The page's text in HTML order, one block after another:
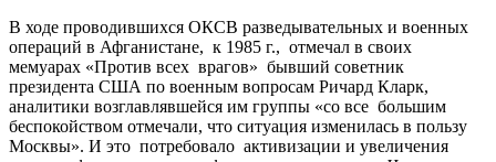
В ходе проводившихся ОКСВ разведывательных и военных
операций в Афганистане, к 1985 г., отмечал в своих
мемуарах «Против всех врагов» бывший советник
президента США по военным вопросам Ричард Кларк,
аналитики возглавлявшейся им группы «со все большим
беспокойством отмечали, что ситуация изменилась в пользу
Москвы». И это потребовало активизации и увеличения